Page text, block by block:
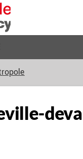
sur les cookies